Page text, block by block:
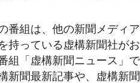
番組は、他の新聞メディ
持っている虚構新聞社が
組「虚構新聞ニュース」
新聞最新記事や、虚構新